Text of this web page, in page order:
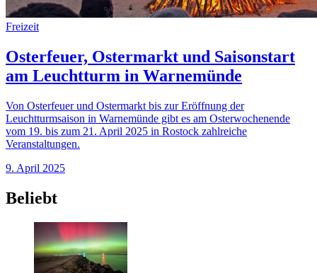
Freizeit
Osterfeuer, Ostermarkt und Saisonstart
am Leuchtturm in Warnemünde
Von Osterfeuer und Ostermarkt bis zur Eröffnung der
Leuchtturmsaison in Warnemünde gibt es am Osterwochenende
vom 19. bis zum 21. April 2025 in Rostock zahlreiche
Veranstaltungen.
9. April 2025
Beliebt